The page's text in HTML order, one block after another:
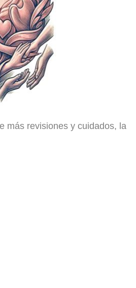
más revisiones y cuidados, la